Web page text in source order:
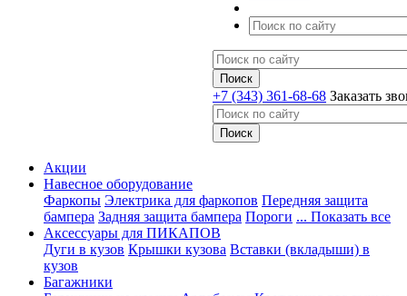
+7 (343) 361-68-68 Заказать
Акции
Навесное оборудование
Фаркопы Электрика для фаркопов Передняя защита
бампера Задняя защита бампера Пороги ... Показать все
Аксессуары для ПИКАПОВ
Дуги в кузов Крышки кузова Вставки (вкладыши) в
кузов
Багажники